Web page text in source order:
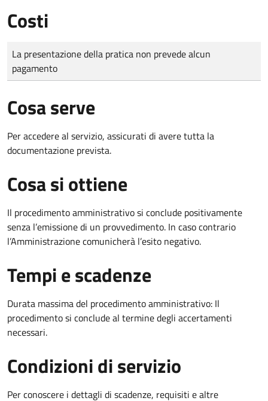
Costi
Tipo di pagamento
Importo
La presentazione della pratica non prevede alcun
pagamento
Cosa serve
Per accedere al servizio, assicurati di avere tutta la
documentazione prevista.
Cosa si ottiene
Il procedimento amministrativo si conclude positivamente
senza l’emissione di un provvedimento. In caso contrario
l’Amministrazione comunicherà l’esito negativo.
Tempi e scadenze
Durata massima del procedimento amministrativo: Il
procedimento si conclude al termine degli accertamenti
necessari.
Condizioni di servizio
Per conoscere i dettagli di scadenze, requisiti e altre